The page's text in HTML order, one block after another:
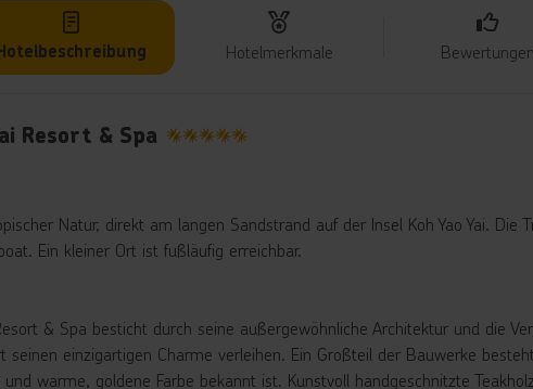
Hotelmerkmale Bewertungen
Resort & Spa
Natur, direkt am langen Sandstrand auf der Insel Koh Yao Yai. Die
Ein kleiner Ort ist fußläufig erreichbar.
& Spa besticht durch seine außergewöhnliche Architektur und die
seinen einzigartigen Charme verleihen. Ein Großteil der Bauwerke
warme, goldene Farbe bekannt ist. Kunstvoll handgeschnitzte